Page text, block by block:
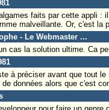
faits par cette appli :
malveillante. Or, c'est la
- Le Webmaster ...
cas la solution ultime. Ca
à préciser avant que tout
de données alors que c'est